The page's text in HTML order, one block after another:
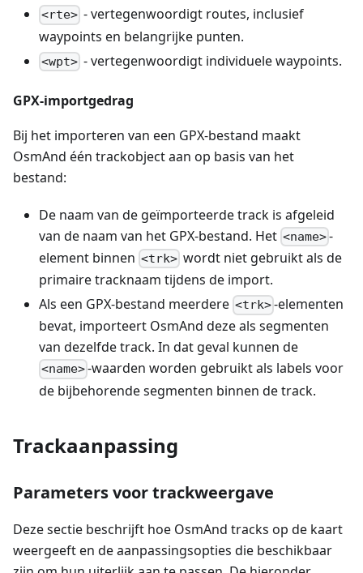
<rte> - vertegenwoordigt routes, inclusief
waypoints en belangrijke punten.
<wpt> - vertegenwoordigt individuele waypoints.
GPX-importgedrag
Bij het importeren van een GPX-bestand maakt
OsmAnd één trackobject aan op basis van het
bestand:
De naam van de geïmporteerde track is afgeleid
van de naam van het GPX-bestand. Het <name>-
element binnen <trk> wordt niet gebruikt als de
primaire tracknaam tijdens de import.
Als een GPX-bestand meerdere <trk>-elementen
bevat, importeert OsmAnd deze als segmenten
van dezelfde track. In dat geval kunnen de
<name>-waarden worden gebruikt als labels voor
de bijbehorende segmenten binnen de track.
Trackaanpassing
Parameters voor trackweergave
Deze sectie beschrijft hoe OsmAnd tracks op de kaart
weergeeft en de aanpassingsopties die beschikbaar